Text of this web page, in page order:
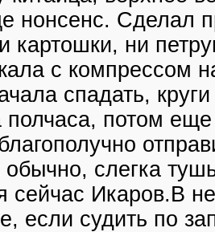
нонсенс. Сделал
картошки, ни
с компрессом
спадать,
потом
обычно, слегка
сейчас Икаров.В
если судить по